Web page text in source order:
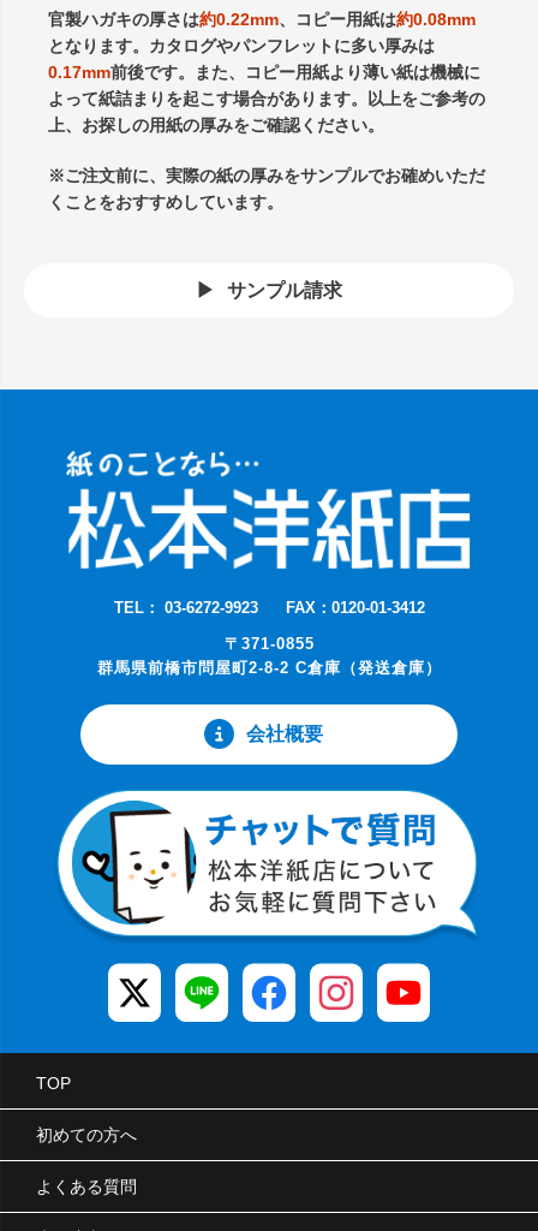
官製ハガキの厚さは約0.22mm、コピー用紙は約0.08mm
となります。カタログやパンフレットに多い厚みは
0.17mm前後です。また、コピー用紙より薄い紙は機械に
よって紙詰まりを起こす場合があります。以上をご参考の
上、お探しの用紙の厚みをご確認ください。
※ご注文前に、実際の紙の厚みをサンプルでお確めいただ
くことをおすすめしています。
サンプル請求
TEL： 03-6272-9923
FAX：0120-01-3412
〒371-0855
群馬県前橋市問屋町2-8-2 C倉庫（発送倉庫）
会社概要
TOP
初めての方へ
よくある質問